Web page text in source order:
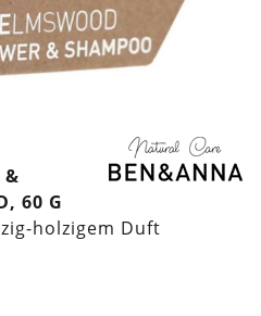
&
60 G
holzigem Duft